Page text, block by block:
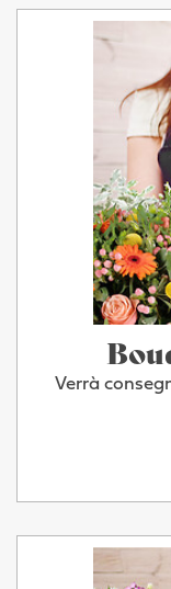
Verrà